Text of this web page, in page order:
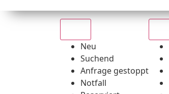
Neu
Suchend
Anfrage gestoppt
Notfall